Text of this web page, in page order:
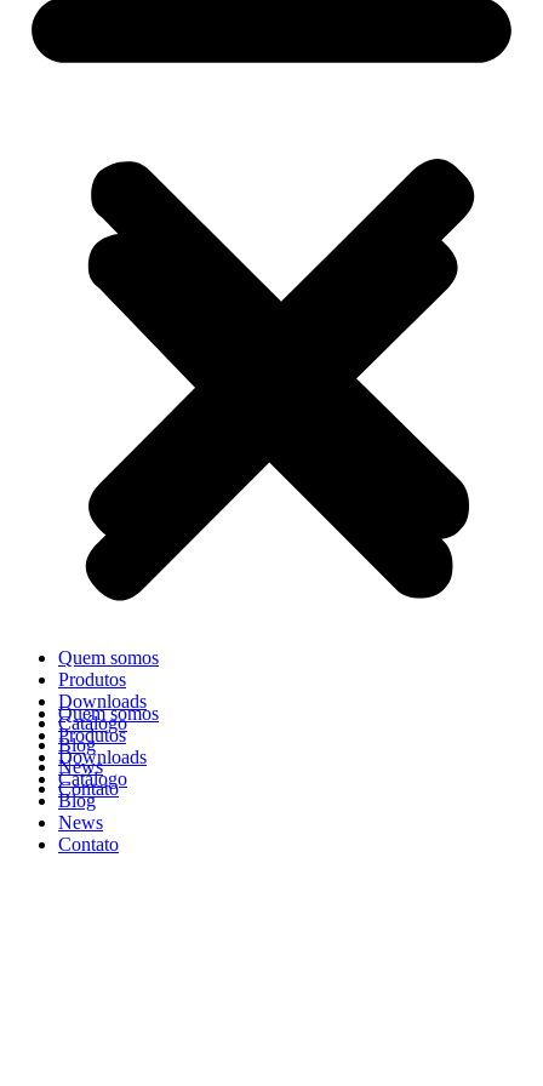
Quem somos
Produtos
Downloads
Catálogo
Blog
News
Contato
Quem somos
Produtos
Downloads
Catálogo
Blog
News
Contato